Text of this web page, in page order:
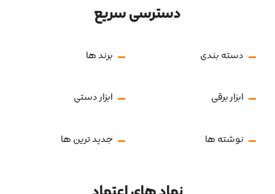
دسترسی سریع
دسته بندی برند ها
ابزار برقی ابزار دستی
نوشته ها جدید ترین ها